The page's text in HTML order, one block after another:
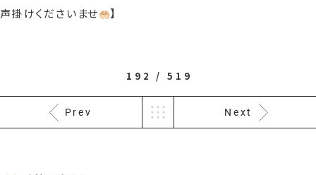
声掛けくださいませ
】
192 / 519
Prev Next